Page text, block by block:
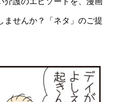
ませんか？「ネタ」のご提